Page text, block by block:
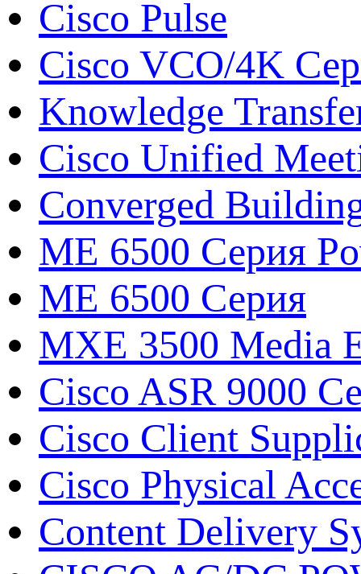
Cisco Pulse
Cisco VCO/4K
Knowledge
Cisco Unified
Converged
ME 6500 Серия
ME 6500 Серия
MXE 3500 Media
Cisco ASR 9000
Cisco Client
Cisco Physical
Content Delivery